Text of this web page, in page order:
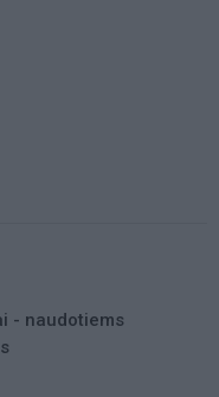
- naudotiems